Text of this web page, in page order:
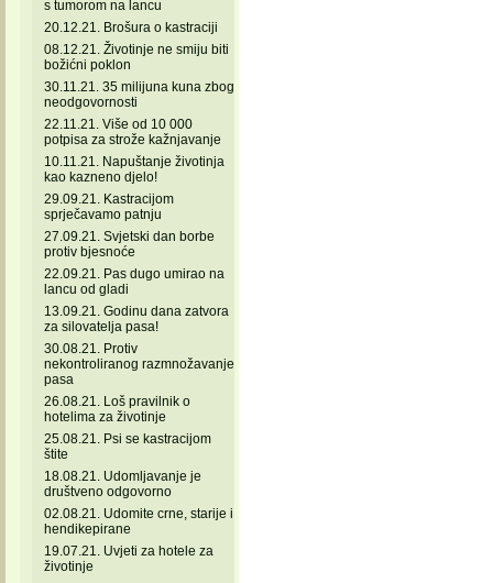
s tumorom na lancu
20.12.21. Brošura o kastraciji
08.12.21. Životinje ne smiju biti
božićni poklon
30.11.21. 35 milijuna kuna zbog
neodgovornosti
22.11.21. Više od 10 000
potpisa za strože kažnjavanje
10.11.21. Napuštanje životinja
kao kazneno djelo!
29.09.21. Kastracijom
sprječavamo patnju
27.09.21. Svjetski dan borbe
protiv bjesnoće
22.09.21. Pas dugo umirao na
lancu od gladi
13.09.21. Godinu dana zatvora
za silovatelja pasa!
30.08.21. Protiv
nekontroliranog razmnožavanje
pasa
26.08.21. Loš pravilnik o
hotelima za životinje
25.08.21. Psi se kastracijom
štite
18.08.21. Udomljavanje je
društveno odgovorno
02.08.21. Udomite crne, starije i
hendikepirane
19.07.21. Uvjeti za hotele za
životinje